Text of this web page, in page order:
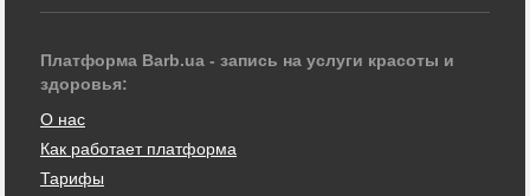
Платформа Barb.ua - запись на услуги красоты и
здоровья:
О нас
Как работает платформа
Тарифы